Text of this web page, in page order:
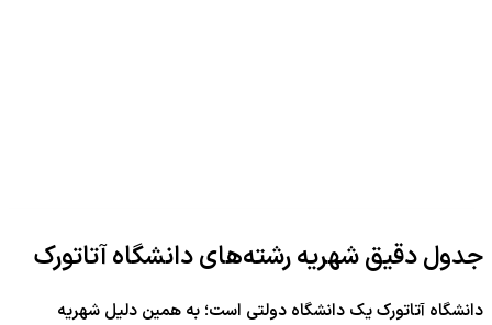
جدول دقیق شهریه رشته‌های دانشگاه آتاتورک
دانشگاه آتاتورک یک دانشگاه دولتی است؛ به همین دلیل شهریه